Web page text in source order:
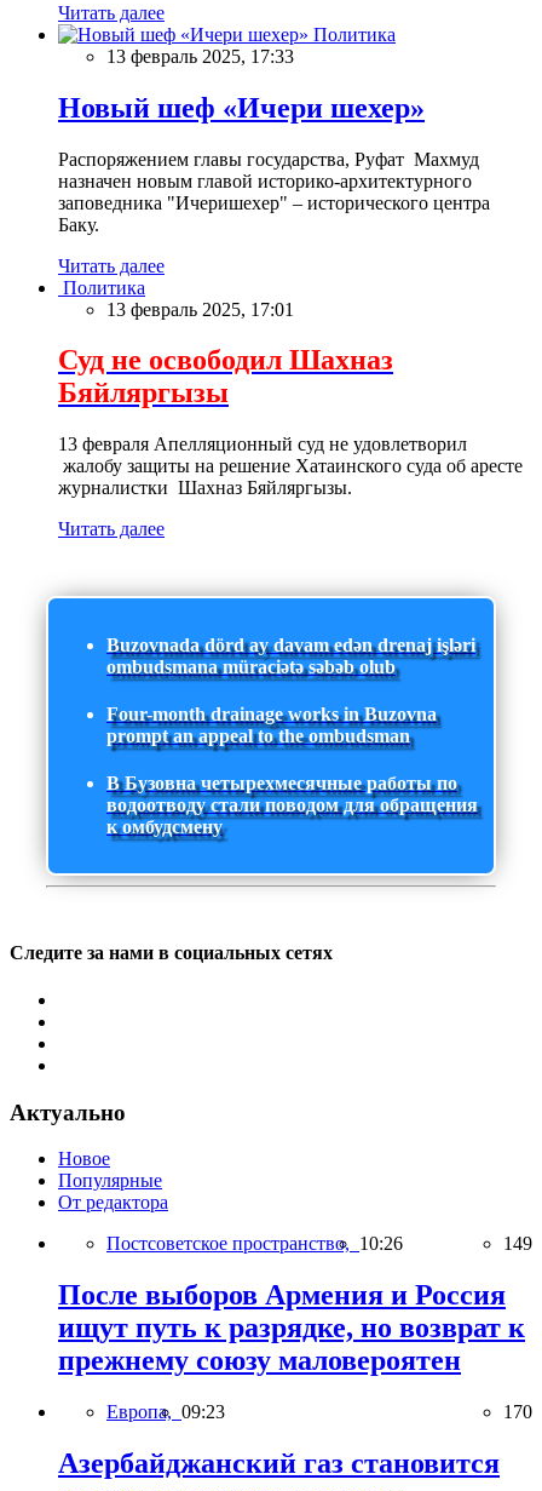
Читать далее
Политика
13 февраль 2025, 17:33
Новый шеф «Ичери шехер»
Распоряжением главы государства, Руфат Махмуд
назначен новым главой историко-архитектурного
заповедника "Ичеришехер" – исторического центра
Баку.
Читать далее
Политика
13 февраль 2025, 17:01
Суд не освободил Шахназ
Бяйляргызы
13 февраля Апелляционный суд не удовлетворил
жалобу защиты на решение Хатаинского суда об аресте
журналистки Шахназ Бяйляргызы.
Читать далее
Buzovnada dörd ay davam edən drenaj işləri
ombudsmana müraciətə səbəb olub
Four-month drainage works in Buzovna
prompt an appeal to the ombudsman
В Бузовна четырехмесячные работы по
водоотводу стали поводом для обращения
к омбудсмену
Следите за нами в социальных сетях
Актуально
Новое
Популярные
От редактора
Постсоветское пространство, 10:26 149
После выборов Армения и Россия
ищут путь к разрядке, но возврат к
прежнему союзу маловероятен
Европа, 09:23 170
Азербайджанский газ становится